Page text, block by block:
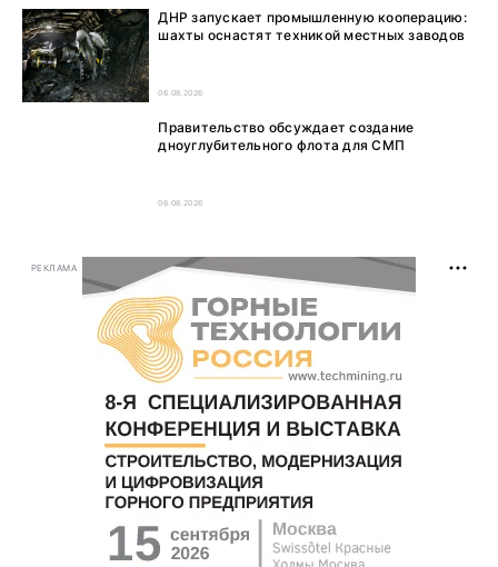
ДНР запускает промышленную кооперацию:
шахты оснастят техникой местных заводов
06.08.2026
Правительство обсуждает создание
дноуглубительного флота для СМП
06.08.2026
РЕКЛАМА